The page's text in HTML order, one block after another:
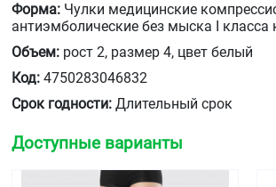
Форма: Чулки медицинские
антиэмболические без мыска I класса
Объем: рост 2, размер 4, цвет белый
Код: 4750283046832
Срок годности: Длительный срок
Доступные варианты